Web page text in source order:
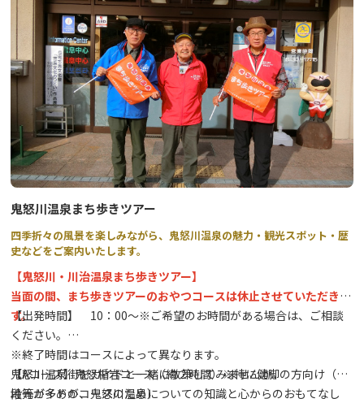
観音夜市(模擬店)実施
詳細🔗ライトアップ奥日光2025
【中禅寺湖畔イルミネーション】
日時 実施中～12月中旬頃までを予定 16:30～21:00
場所 中禅寺湖畔サンライズピア
【主催】奥日光観光事業振興会
※その他詳細については、 🔗ライトアップ奥日光HP
しみください。
※悪天候により中止される場合もあります。ご承知おき下さい。
鬼怒川温泉まち歩きツアー
四季折々の風景を楽しみながら、鬼怒川温泉の魅力・観光スポット・歴
史などをご案内いたします。
【鬼怒川・川治温泉まち歩きツアー】
当面の間、まち歩きツアーのおやつコースは休止させていただきま
す。
鬼怒川温泉街をガイドと一緒に散策してみませんか。
地元ガイドが、鬼怒川温泉についての知識と心からのおもてなし
【出発時間】 10：00～※ご希望のお時間がある場合は、ご相談
ください。
※終了時間はコースによって異なります。
【Aコース】鬼怒楯岩コース（約２時間）※特に健脚の方向け（階
段等が多めのコースのため）